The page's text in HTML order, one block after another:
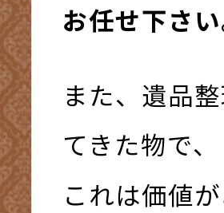
お任せ下さ
また、遺品
てきた物で、
これは価値